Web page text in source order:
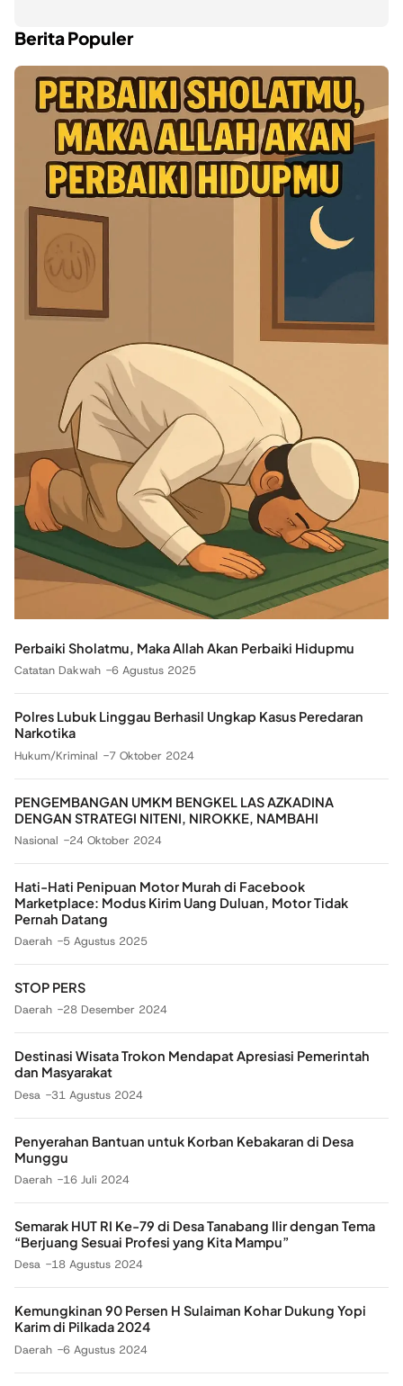
Berita Populer
Perbaiki Sholatmu, Maka Allah Akan Perbaiki Hidupmu
Catatan Dakwah 6 Agustus 2025
Polres Lubuk Linggau Berhasil Ungkap Kasus Peredaran
Narkotika
Hukum/Kriminal 7 Oktober 2024
PENGEMBANGAN UMKM BENGKEL LAS AZKADINA
DENGAN STRATEGI NITENI, NIROKKE, NAMBAHI
Nasional 24 Oktober 2024
Hati-Hati Penipuan Motor Murah di Facebook
Marketplace: Modus Kirim Uang Duluan, Motor Tidak
Pernah Datang
Daerah 5 Agustus 2025
STOP PERS
Daerah 28 Desember 2024
Destinasi Wisata Trokon Mendapat Apresiasi Pemerintah
dan Masyarakat
Desa 31 Agustus 2024
Penyerahan Bantuan untuk Korban Kebakaran di Desa
Munggu
Daerah 16 Juli 2024
Semarak HUT RI Ke-79 di Desa Tanabang Ilir dengan Tema
“Berjuang Sesuai Profesi yang Kita Mampu”
Desa 18 Agustus 2024
Kemungkinan 90 Persen H Sulaiman Kohar Dukung Yopi
Karim di Pilkada 2024
Daerah 6 Agustus 2024